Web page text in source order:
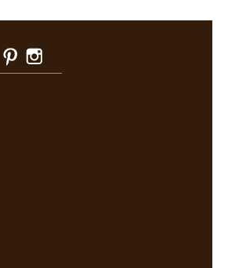
FACEBOOKPINTEREST